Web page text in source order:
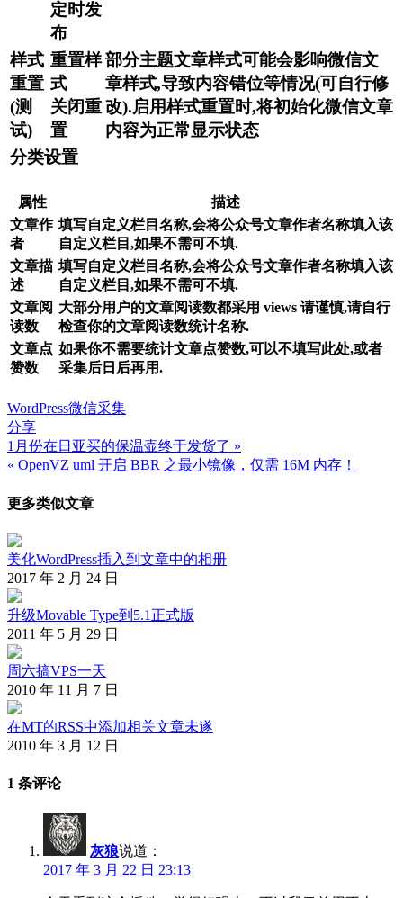
定时发
布
样式
重置
(测
试)
重置样
式
关闭重
置
部分主题文章样式可能会影响微信文
章样式,导致内容错位等情况(可自行修
改).启用样式重置时,将初始化微信文章
内容为正常显示状态
分类设置
属性
描述
文章作
者
填写自定义栏目名称,会将公众号文章作者名称填入该
自定义栏目,如果不需可不填.
文章描
述
填写自定义栏目名称,会将公众号文章作者名称填入该
自定义栏目,如果不需可不填.
文章阅
读数
大部分用户的文章阅读数都采用 views 请谨慎,请自行
检查你的文章阅读数统计名称.
文章点
赞数
如果你不需要统计文章点赞数,可以不填写此处,或者
采集后日后再用.
WordPress微信采集
分享
文
导
航
1月份在日亚买的保温壶终于发货了 »
« OpenVZ uml 开启 BBR 之最小镜像，仅需 16M 内存！
更多类似文章
美化WordPress插入到文章中的相册
2017 年 2 月 24 日
升级Movable Type到5.1正式版
2011 年 5 月 29 日
周六搞VPS一天
2010 年 11 月 7 日
在MT的RSS中添加相关文章未遂
2010 年 3 月 12 日
1 条评论
灰狼说道：
2017 年 3 月 22 日 23:13